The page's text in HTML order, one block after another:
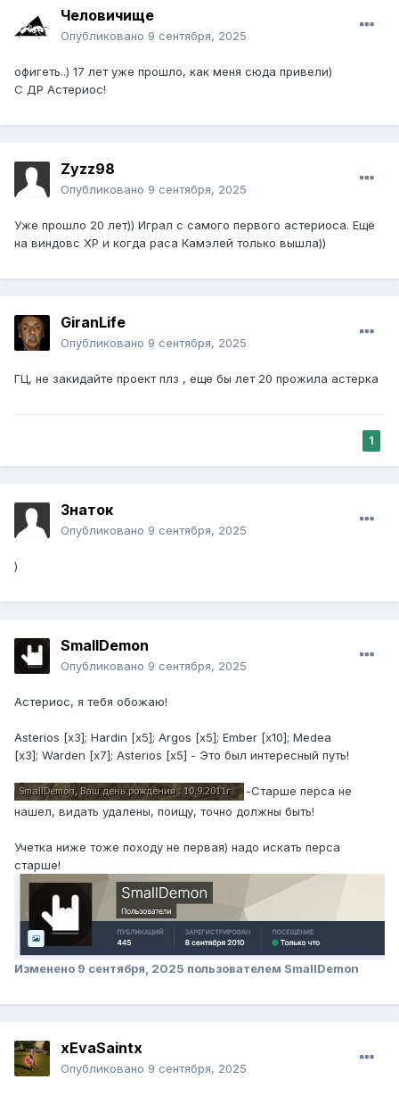
Человичище
Опубликовано 9 сентября, 2025
офигеть..) 17 лет уже прошло, как меня сюда привели)
С ДР Астериос!
Zyzz98
Опубликовано 9 сентября, 2025
Уже прошло 20 лет)) Играл с самого первого астериоса. Ещё
на виндовс XP и когда раса Камэлей только вышла))
GiranLife
Опубликовано 9 сентября, 2025
ГЦ, не закидайте проект плз , еще бы лет 20 прожила астерка
1
Знаток
Опубликовано 9 сентября, 2025
)
SmallDemon
Опубликовано 9 сентября, 2025
Астериос, я тебя обожаю!
Asterios [x3]; Hardin [x5]; Argos [x5]; Ember [x10]; Medea
[x3]; Warden [x7]; Asterios [x5] - Это был интересный путь!
-Старше перса не
нашел, видать удалены, поищу, точно должны быть!
Учетка ниже тоже походу не первая) надо искать перса
старше!
Изменено 9 сентября, 2025 пользователем SmallDemon
xEvaSaintx
Опубликовано 9 сентября, 2025